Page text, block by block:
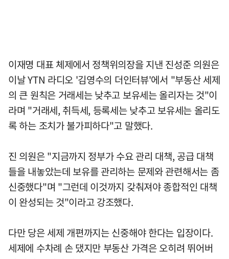
이재명 대표 체제에서 정책위의장을 지낸 진성준 의원은
이날 YTN 라디오 '김영수의 더인터뷰'에서 "부동산 세제
의 큰 원칙은 거래세는 낮추고 보유세는 올리자는 것"이
라며 "거래세, 취득세, 등록세는 낮추고 보유세는 올리도
록 하는 조치가 불가피하다"고 말했다.
진 의원은 "지금까지 정부가 수요 관리 대책, 공급 대책
들을 내놓았는데 보유를 관리하는 문제와 관련해서는 좀
신중했다"며 "그런데 이것까지 갖춰져야 종합적인 대책
이 완성되는 것"이라고 강조했다.
다만 당은 세제 개편까지는 신중해야 한다는 입장이다.
세제에 수차례 손 댔지만 부동산 가격은 오히려 뛰어버